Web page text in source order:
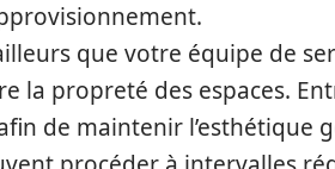
que votre équipe de
la propreté des espaces.
de maintenir l’esthétique